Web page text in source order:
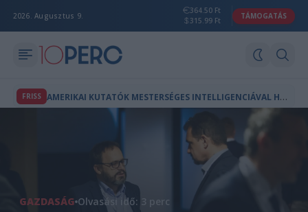
2026. Augusztus 9.
364.50 Ft
315.99 Ft
TÁMOGATÁS
FRISS A
MERIKAI KUTATÓK MESTERSÉGES INTELLIGENCIÁVAL HOZTAK LÉTRE A TERMÉSZETBEN NEM LÉTEZŐ VÍRUSOKAT
GAZDASÁG Olvasási idő: 3 perc